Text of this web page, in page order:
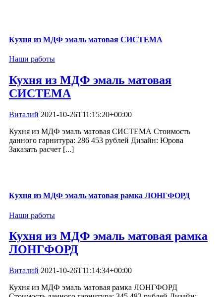
Кухня из МДФ эмаль матовая СИСТЕМА
Наши работы
Кухня из МДФ эмаль матовая
СИСТЕМА
Виталий 2021-10-26T11:15:20+00:00
Кухня из МДФ эмаль матовая СИСТЕМА Стоимость
данного гарнитура: 286 453 рублей Дизайн: Юрова
Заказать расчет [...]
Кухня из МДФ эмаль матовая рамка ЛОНГФОРД
Наши работы
Кухня из МДФ эмаль матовая рамка
ЛОНГФОРД
Виталий 2021-10-26T11:14:34+00:00
Кухня из МДФ эмаль матовая рамка ЛОНГФОРД